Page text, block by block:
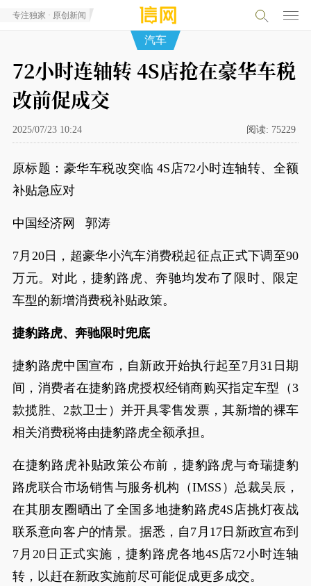
专注独家 · 原创新闻
汽车
72小时连轴转 4S店抢在豪华车税
改前促成交
2025/07/23 10:24 阅读: 75229
原标题：豪华车税改突临 4S店72小时连轴转、全额
补贴急应对
中国经济网 郭涛
7月20日，超豪华小汽车消费税起征点正式下调至90
万元。对此，捷豹路虎、奔驰均发布了限时、限定
车型的新增消费税补贴政策。
捷豹路虎、奔驰限时兜底
捷豹路虎中国宣布，自新政开始执行起至7月31日期
间，消费者在捷豹路虎授权经销商购买指定车型（3
款揽胜、2款卫士）并开具零售发票，其新增的裸车
相关消费税将由捷豹路虎全额承担。
在捷豹路虎补贴政策公布前，捷豹路虎与奇瑞捷豹
路虎联合市场销售与服务机构（IMSS）总裁吴辰，
在其朋友圈晒出了全国多地捷豹路虎4S店挑灯夜战
联系意向客户的情景。据悉，自7月17日新政宣布到
7月20日正式实施，捷豹路虎各地4S店72小时连轴
转，以赶在新政实施前尽可能促成更多成交。